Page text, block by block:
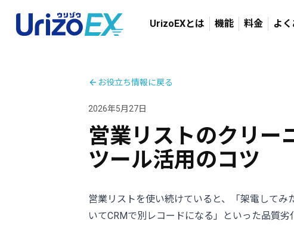
UrizoEXとは 機能 料金 よ
お役立ち情報に戻る
2026年5月27日
営業リストのクリー
ツール活用のコツ
営業リストを使い続けていると、「架電して
いてCRMで別レコードになる」といった品質劣